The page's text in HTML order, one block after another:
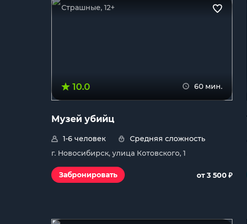
Страшные, 12+
10.0 60 мин.
Музей убийц
1-6 человек
Средняя сложность
г. Новосибирск, улица Котовского, 1
Забронировать от 3 500 ₽